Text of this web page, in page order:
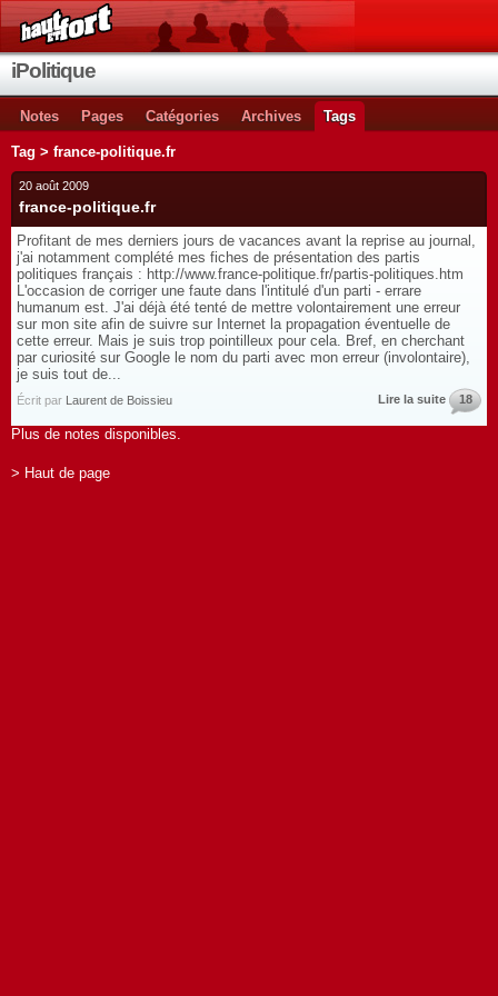
iPolitique
Notes Pages Catégories Archives Tags
Tag > france-politique.fr
20 août 2009
france-politique.fr
Profitant de mes derniers jours de vacances avant la reprise au journal,
j'ai notamment complété mes fiches de présentation des partis
politiques français : http://www.france-politique.fr/partis-politiques.htm
L'occasion de corriger une faute dans l'intitulé d'un parti - errare
humanum est. J'ai déjà été tenté de mettre volontairement une erreur
sur mon site afin de suivre sur Internet la propagation éventuelle de
cette erreur. Mais je suis trop pointilleux pour cela. Bref, en cherchant
par curiosité sur Google le nom du parti avec mon erreur (involontaire),
je suis tout de...
Écrit par Laurent de Boissieu Lire la suite 18
Plus de notes disponibles.
> Haut de page